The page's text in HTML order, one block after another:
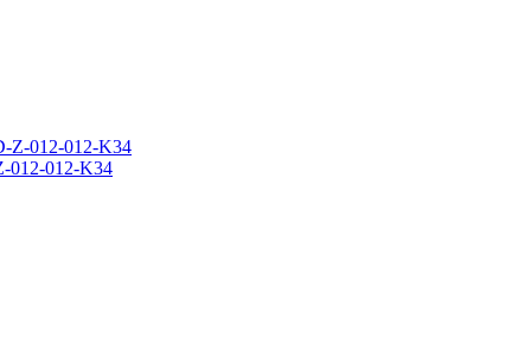
012-012-K34